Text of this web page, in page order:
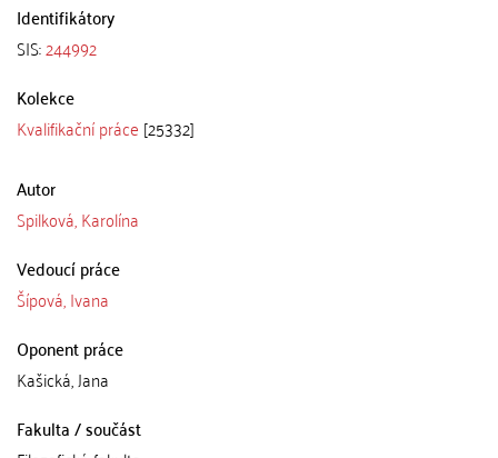
Identifikátory
SIS:244992
Kolekce
Kvalifikační práce [25332]
Autor
Spilková, Karolína
Vedoucí práce
Šípová, Ivana
Oponent práce
Kašická, Jana
Fakulta / součást